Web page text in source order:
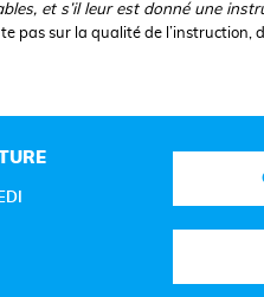
et s’il leur est donné une
pas sur la qualité de l’instruction,